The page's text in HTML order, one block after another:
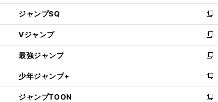
し
い
ウ
ィ
ン
ド
ウ
で
開
く
ジャンプSQ
新
し
い
ウ
ィ
ン
ド
ウ
で
Vジャンプ
新
し
い
ウ
ィ
ン
ド
最強ジャンプ
新
し
い
ウ
ィ
少年ジャンプ+
新
し
い
ジャンプTOON
新